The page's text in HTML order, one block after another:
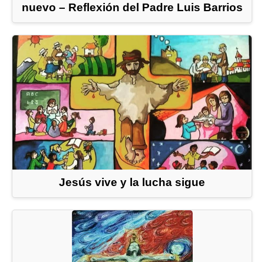
nuevo – Reflexión del Padre Luis Barrios
Jesús vive y la lucha sigue